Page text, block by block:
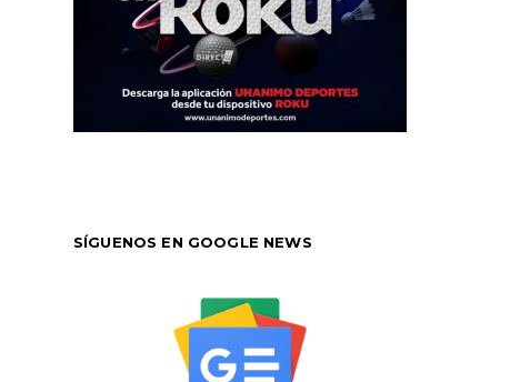
SÍGUENOS EN GOOGLE NEWS